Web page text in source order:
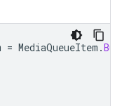
= MediaQueueItem .